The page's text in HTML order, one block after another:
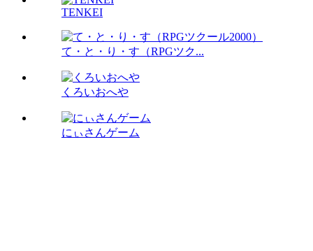
TENKEI
て・と・り・す（RPGツク...
くろいおへや
にぃさんゲーム